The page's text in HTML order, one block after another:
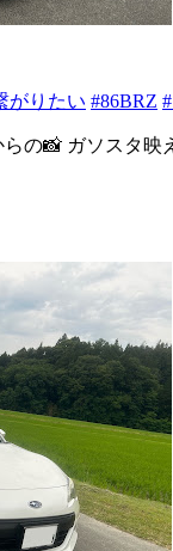
がりたい #86BRZ
の📸 ガソスタ映